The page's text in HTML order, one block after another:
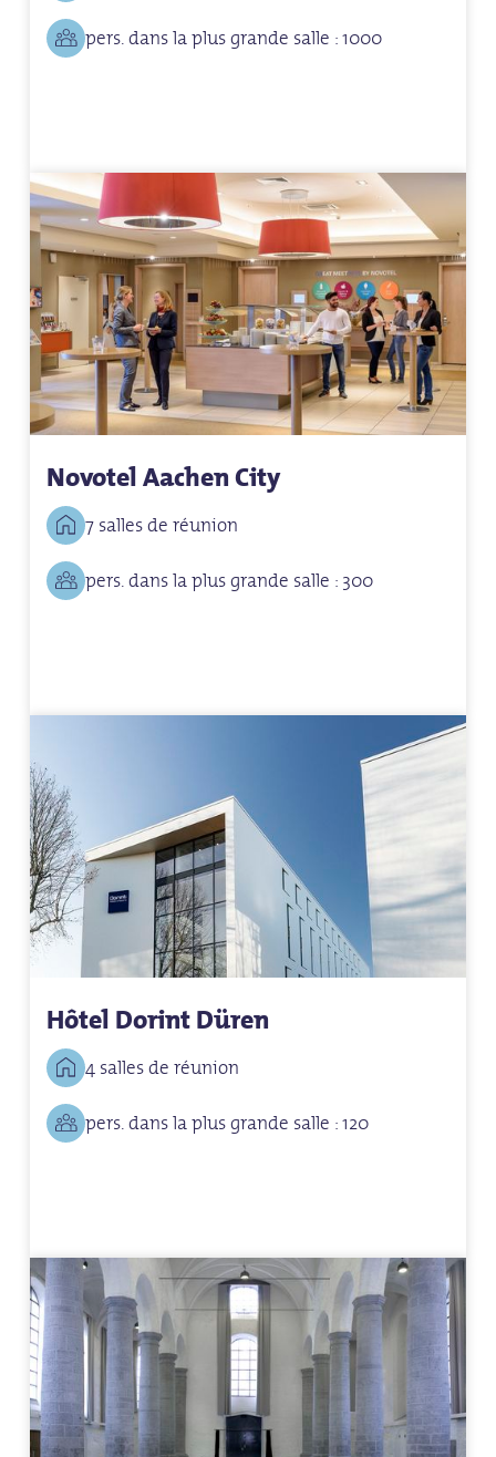
pers. dans la plus grande salle : 1000
Novotel Aachen City
7 salles de réunion
pers. dans la plus grande salle : 300
Hôtel Dorint Düren
4 salles de réunion
pers. dans la plus grande salle : 120